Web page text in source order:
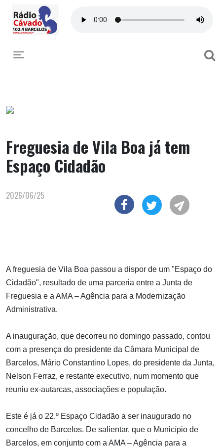
Toggle navigation
Freguesia de Vila Boa já tem
Espaço Cidadão
2026/06/25
A freguesia de Vila Boa passou a dispor de um "Espaço do
Cidadão", resultado de uma parceria entre a Junta de
Freguesia e a AMA – Agência para a Modernização
Administrativa.
A inauguração, que decorreu no domingo passado, contou
com a presença do presidente da Câmara Municipal de
Barcelos, Mário Constantino Lopes, do presidente da Junta,
Nelson Ferraz, e restante executivo, num momento que
reuniu ex-autarcas, associações e população.
Este é já o 22.º Espaço Cidadão a ser inaugurado no
concelho de Barcelos. De salientar, que o Município de
Barcelos, em conjunto com a AMA – Agência para a